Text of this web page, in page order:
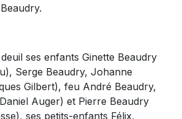
ses enfants Ginette Beaudry
Serge Beaudry, Johanne
Gilbert), feu André Beaudry,
Auger) et Pierre Beaudry
ses petits-enfants Félix,